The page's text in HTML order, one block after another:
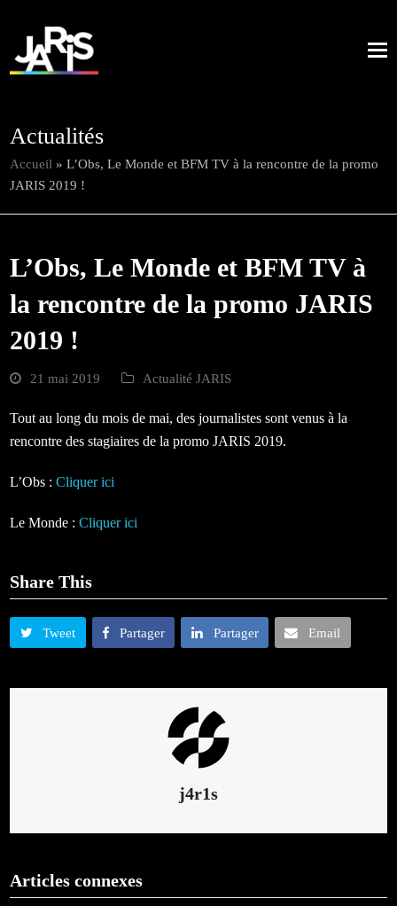
Actualités
Accueil »L’Obs, Le Monde et BFM TV à la rencontre de la promo
JARIS 2019 !
L’Obs, Le Monde et BFM TV à
la rencontre de la promo JARIS
2019 !
21 mai 2019 Actualité JARIS
Tout au long du mois de mai, des journalistes sont venus à la
rencontre des stagiaires de la promo JARIS 2019.
L’Obs :Cliquer ici
Le Monde :Cliquer ici
Share This
Tweet Partager Partager Email
j4r1s
Articles connexes